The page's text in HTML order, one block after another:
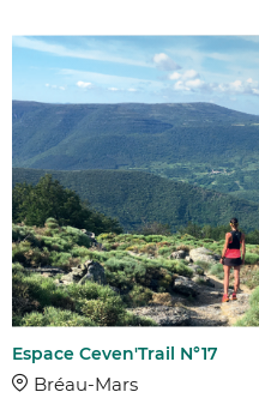
Espace Ceven'Trail N°17
Bréau-Mars